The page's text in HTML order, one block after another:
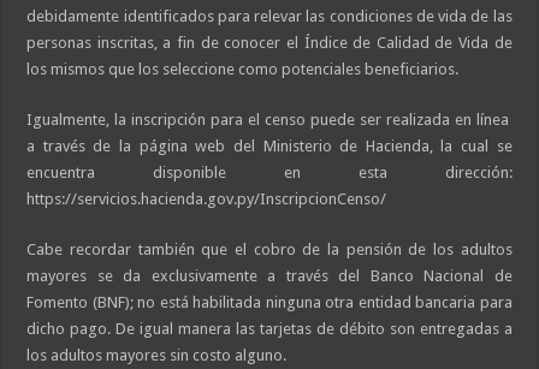
debidamente identificados para relevar las condiciones de vida de las
personas inscritas, a fin de conocer el Índice de Calidad de Vida de
los mismos que los seleccione como potenciales beneficiarios.
Igualmente, la inscripción para el censo puede ser realizada en línea
a través de la página web del Ministerio de Hacienda, la cual se
encuentra disponible en esta dirección:
https://servicios.hacienda.gov.py/InscripcionCenso/
Cabe recordar también que el cobro de la pensión de los adultos
mayores se da exclusivamente a través del Banco Nacional de
Fomento (BNF); no está habilitada ninguna otra entidad bancaria para
dicho pago. De igual manera las tarjetas de débito son entregadas a
los adultos mayores sin costo alguno.